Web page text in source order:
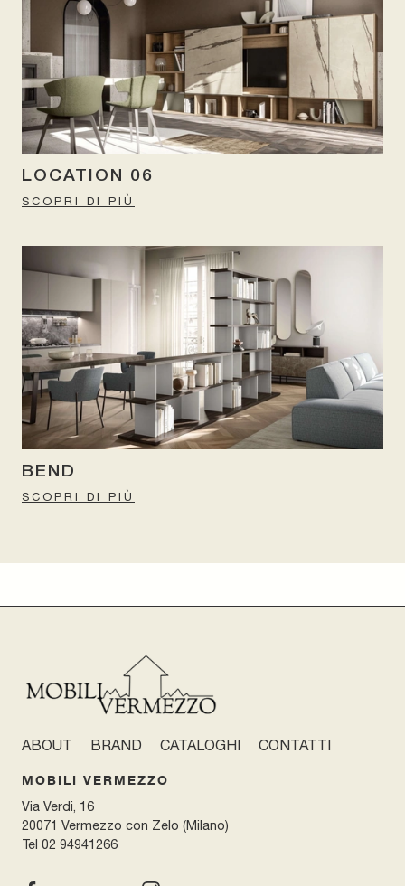
LOCATION 06
SCOPRI DI PIÙ
BEND
SCOPRI DI PIÙ
ABOUT BRAND CATALOGHI CONTATTI
MOBILI VERMEZZO
Via Verdi, 16
20071 Vermezzo con Zelo (Milano)
Tel 02 94941266